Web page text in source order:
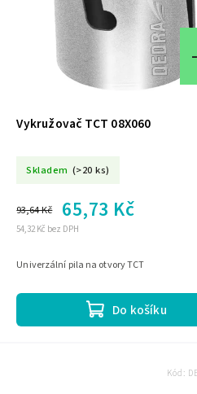
Vykružovač TCT 08X060
Skladem (>20 ks)
54,32 Kč bez DPH
93,64 Kč 65,73 Kč
Do košíku
Univerzální pila na otvory TCT
Kód: